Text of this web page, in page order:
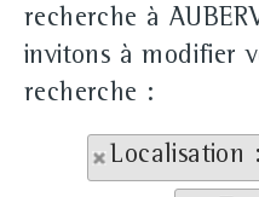
recherche à
invitons à modifier
recherche :
Localisation